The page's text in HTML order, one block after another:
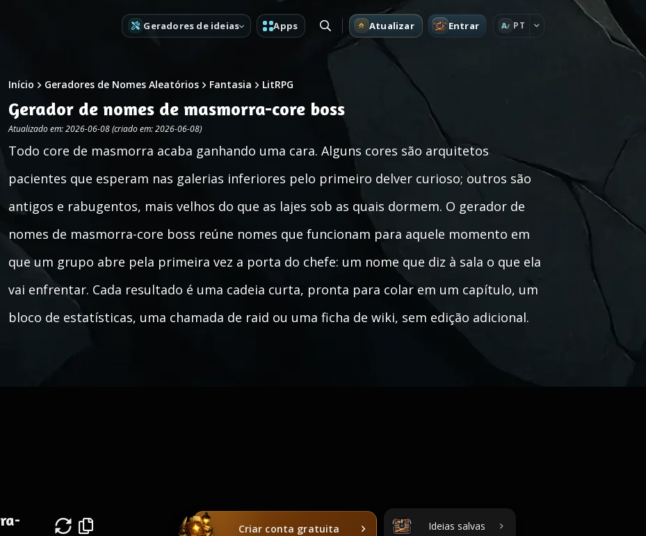
Geradores de ideias Apps Atualizar Entrar A PT
Início Geradores de Nomes Aleatórios Fantasia LitRPG
Gerador de nomes de masmorra-core boss
Atualizado em: 2026-06-08 (criado em: 2026-06-08)
Todo core de masmorra acaba ganhando uma cara. Alguns cores são arquitetos
pacientes que esperam nas galerias inferiores pelo primeiro delver curioso; outros são
antigos e rabugentos, mais velhos do que as lajes sob as quais dormem. O gerador de
nomes de masmorra-core boss reúne nomes que funcionam para aquele momento em
que um grupo abre pela primeira vez a porta do chefe: um nome que diz à sala o que ela
vai enfrentar. Cada resultado é uma cadeia curta, pronta para colar em um capítulo, um
bloco de estatísticas, uma chamada de raid ou uma ficha de wiki, sem edição adicional.
Criar conta gratuita Ideias salvas